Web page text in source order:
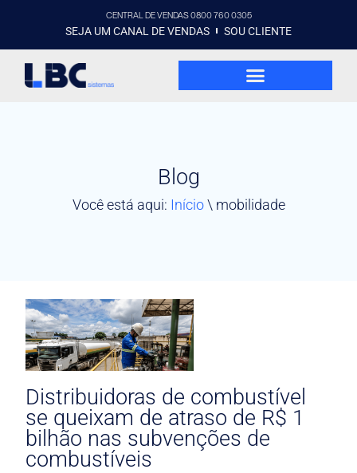
CENTRAL DE VENDAS 0800 760 0305
SEJA UM CANAL DE VENDAS SOU CLIENTE
Blog
Você está aqui: Início\ mobilidade
Distribuidoras de combustível
se queixam de atraso de R$ 1
bilhão nas subvenções de
combustíveis